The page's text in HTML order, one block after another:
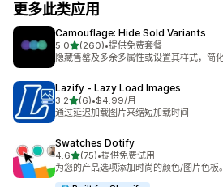
更多此类应用
Camouflage: Hide Sold Variants
5.0星（满分 5 星）
(260)
总共 260 条评论
•提供免费套餐
隐藏售罄及多余多属性或设置其样式，简
Lazify ‑ Lazy Load Images
3.2星（满分 5 星）
(6)
总共 6 条评论
•$4.99/月
通过延迟加载图片来缩短加载时间
Swatches Dotify
4.6星（满分 5 星）
(75)
总共 75 条评论
•提供免费试用
为您的产品选项添加时尚的颜色/图片色板。